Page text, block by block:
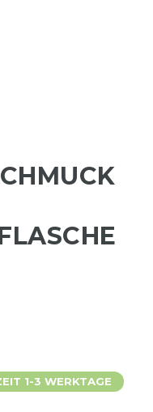
1-3 WERKTAGE